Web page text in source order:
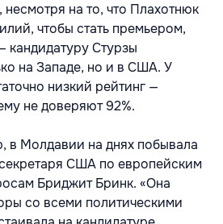
на то, что Плахотнюк
чтобы стать премьером,
кандидатуру Стурзы
на Западе, но и в США. У
низкий рейтинг —
не доверяют 92%.
в Молдавии на днях побывала
США по европейским
Бриджит Бринк. «Она
со всеми политическими